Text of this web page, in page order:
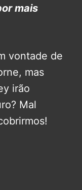
mais
vontade de
mas
irão
Mal